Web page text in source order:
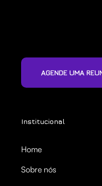
AGENDE UMA
Institucional
Home
Sobre nós